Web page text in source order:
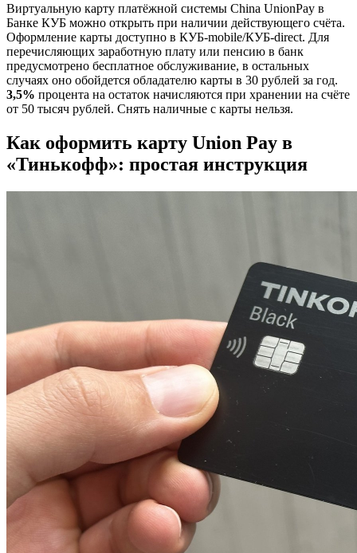
Виртуальную карту платёжной системы China UnionPay в
Банке КУБ можно открыть при наличии действующего счёта.
Оформление карты доступно в КУБ-mobile/КУБ-direct. Для
перечисляющих заработную плату или пенсию в банк
предусмотрено бесплатное обслуживание, в остальных
случаях оно обойдется обладателю карты в 30 рублей за год.
3,5% процента на остаток начисляются при хранении на счёте
от 50 тысяч рублей. Снять наличные с карты нельзя.
Как оформить карту Union Pay в
«Тинькофф»: простая инструкция